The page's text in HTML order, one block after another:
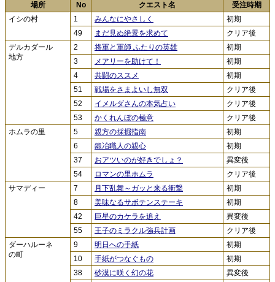
場所 No クエスト名
受注時期
イシの村
1 みんなにやさしく
初期
49
まだ見ぬ絶景を求めて
クリア後
デルカダール
地方
2 将軍と軍師 ふたりの英雄
初期
3
メアリーを助けて！
初期
4
共闘のススメ
初期
51
戦場をさまよいし無双
クリア後
52
イメルダさんの本気占い
クリア後
53
かくれんぼの極意
クリア後
ホムラの里
5 親方の採掘指南
初期
6
鍛冶職人の親心
初期
37
おアツいのが好きでしょ？
異変後
54
ロマンの里ホムラ
クリア後
サマディー
7 月下乱舞～ガッと来る衝撃
初期
8
美味なるサボテンステーキ
初期
42
巨星のカケラを追え
異変後
55
王子のミラクル強兵計画
クリア後
ダーハルーネ
の町
9 明日への手紙
初期
10
手紙がつなぐもの
初期
38
砂漠に咲く幻の花
異変後